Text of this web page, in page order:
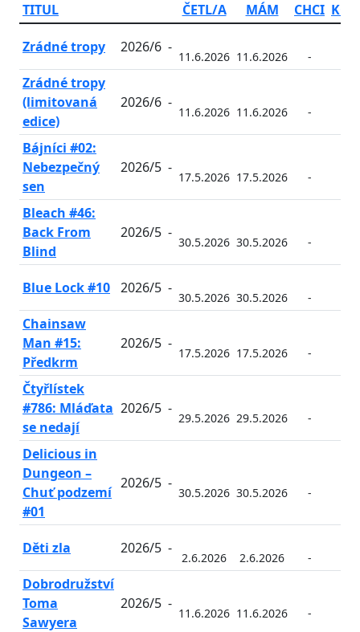
TITUL ČETL/A MÁM CHCI
Zrádné tropy 2026/6 -
11.6.2026 11.6.2026 -
Zrádné tropy
(limitovaná
edice)
2026/6 -
11.6.2026 11.6.2026 -
Bájníci #02:
Nebezpečný
sen
2026/5 -
17.5.2026 17.5.2026 -
Bleach #46:
Back From
Blind
2026/5 -
30.5.2026 30.5.2026 -
Blue Lock #10 2026/5 -
30.5.2026 30.5.2026 -
Chainsaw
Man #15:
Předkrm
2026/5 -
17.5.2026 17.5.2026 -
Čtyřlístek
#786: Mláďata
se nedají
2026/5 -
29.5.2026 29.5.2026 -
Delicious in
Dungeon –
Chuť podzemí
#01
2026/5 -
30.5.2026 30.5.2026 -
Děti zla 2026/5 -
2.6.2026 2.6.2026 -
Dobrodružství
Toma
Sawyera
2026/5 -
11.6.2026 11.6.2026 -